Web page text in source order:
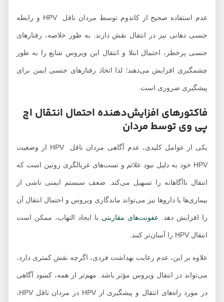
عدم استفاده صحیح از کاندوم توسط مردان ناقل HPV و رابطه
جنسی دهانی نیز در انتقال نقش دارند. به طور خلاصه، رفتارهای
جنسی پرخطر، احتمال ابتلا و انتقال این ویروس شایع را به طور
چشمگیری افزایش می‌دهند؛ لذا اتخاذ رفتارهای جنسی ایمن برای
پیشگیری ضروری است.
فاکتورهای افزایش‌دهنده احتمال انتقال اچ
پی وی توسط مردان
یکی از عوامل کلیدی، عدم آگاهی مردان ناقل HPV از وضعیت
HPV خود به دلیل نبود علائم و تست‌های غربالگری روتین است که
انتقال ناآگاهانه را تسهیل می‌کند. ضعف سیستم ایمنی ناشی از
بیماری‌ها یا داروها نیز می‌تواند ماندگاری ویروس و احتمال انتقال آن
را افزایش دهد. عفونت‌های مقاربتیبا ایجاد التهاب، ممکن است
انتقال HPV را آسان‌تر کنند.
علاوه بر این، عدم رعایت بهداشت فردی، اگرچه نقش کمتری دارد،
می‌تواند در انتقال ویروس مؤثر باشد. مهم‌تر از همه، کمبود آگاهی
در مورد راه‌های انتقال و پیشگیری از HPV در مردان ناقل HPV،